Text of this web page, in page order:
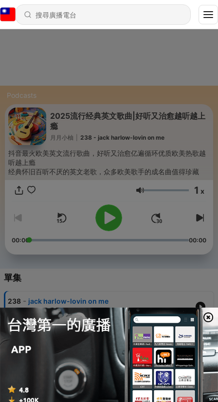
Podcasts
2025流行经典英文歌曲|好听又治愈越听越上
瘾
月月小柚 238 - jack harlow-lovin on me
抖音最火欧美英文流行歌曲，好听又治愈亿遍循环优质欧美热歌越
听越上瘾
经典怀旧百听不厌的英文老歌，众多欧美歌手的成名曲值得珍藏
音量 1 x
00:00 00:00
單集
238 - jack harlow-lovin on me
12 Feb 2025
237 - jaci velasquez-imagine me without you
12 Feb 2025
interupt&luna lepage-power
235 - ingrid michaelson-everybody